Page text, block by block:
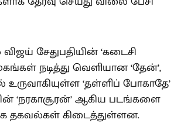
சேதுபதியின் ‘கடைசி
நடித்து வெளியான ‘தேன்’,
உருவாகியுள்ள ‘தள்ளிப் போகாதே’
‘நரகாசூரன்’ ஆகிய படங்களை
தகவல்கள் கிடைத்துள்ளன.